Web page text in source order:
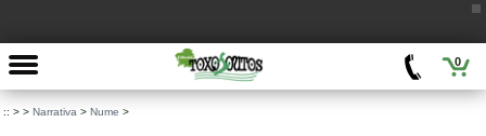
0
:: > > Narrativa > Nume >